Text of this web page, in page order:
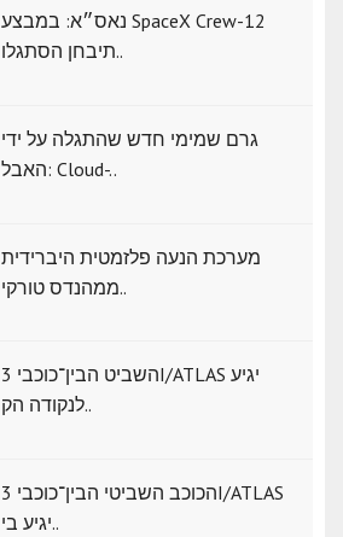
נאס״א: במבצע SpaceX Crew-12
תיבחן הסתגלו..
גרם שמימי חדש שהתגלה על ידי
האבל: Cloud-..
מערכת הנעה פלזמטית היברידית
ממהנדס טורקי..
השביט הבין־כוכבי 3I/ATLAS יגיע
לנקודה הק..
הכוכב השביטי הבין־כוכבי 3I/ATLAS
יגיע בי..